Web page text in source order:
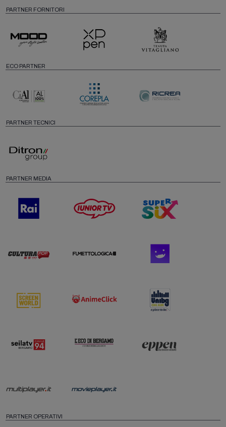
PARTNER FORNITORI
ECO PARTNER
PARTNER TECNICI
PARTNER MEDIA
PARTNER OPERATIVI